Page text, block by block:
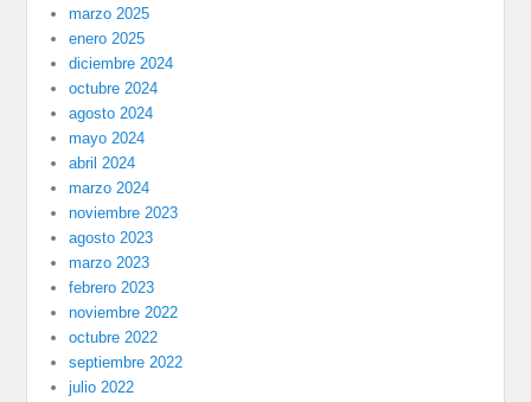
marzo 2025
enero 2025
diciembre 2024
octubre 2024
agosto 2024
mayo 2024
abril 2024
marzo 2024
noviembre 2023
agosto 2023
marzo 2023
febrero 2023
noviembre 2022
octubre 2022
septiembre 2022
julio 2022